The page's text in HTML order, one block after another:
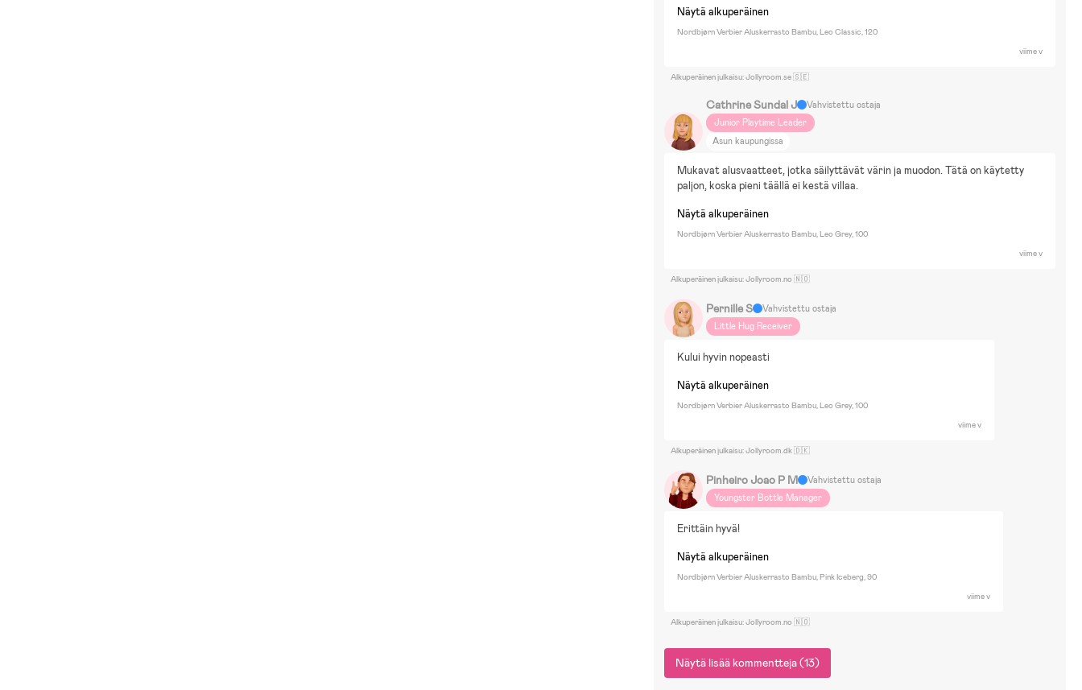
Näytä alkuperäinen
Nordbjørn Verbier Aluskerrasto Bambu, Leo Classic, 120
viime v
Alkuperäinen julkaisu: Jollyroom.se 🇸🇪
Cathrine Sundal J
Vahvistettu ostaja
Junior Playtime Leader
Asun kaupungissa
Mukavat alusvaatteet, jotka säilyttävät värin ja muodon. Tätä on käytetty
paljon, koska pieni täällä ei kestä villaa.
Näytä alkuperäinen
Nordbjørn Verbier Aluskerrasto Bambu, Leo Grey, 100
viime v
Alkuperäinen julkaisu: Jollyroom.no 🇳🇴
Pernille S
Vahvistettu ostaja
Little Hug Receiver
Kului hyvin nopeasti
Näytä alkuperäinen
Nordbjørn Verbier Aluskerrasto Bambu, Leo Grey, 100
viime v
Alkuperäinen julkaisu: Jollyroom.dk 🇩🇰
Pinheiro Joao P M
Vahvistettu ostaja
Youngster Bottle Manager
Erittäin hyvä!
Näytä alkuperäinen
Nordbjørn Verbier Aluskerrasto Bambu, Pink Iceberg, 90
viime v
Alkuperäinen julkaisu: Jollyroom.no 🇳🇴
Näytä lisää kommentteja (13)